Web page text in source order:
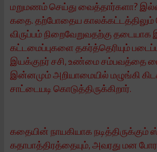
மறுமணம் செய்து வைத்தார்களா?
கதை. தற்போதைய
விருப்பம் நிறைவேறுவதற்கு தடையாக
கட்டமைப்புகளை தகர்த்தெரியும்
இயக்குநர் சசி, உண்மை சம்பவத்தை
இன்னமும் அறியாமையில் மழுங்கி
சாட்டையடி கொடுத்திருக்கிறார்.
கதையின் நாயகியாக நடித்திருக்கும்
கதாபாத்திரத்தையும், அவரது மன